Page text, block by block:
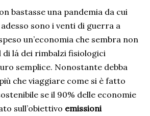
bastasse una pandemia da cui
sono i venti di guerra a
un’economia che sembra non
di lá dei rimbalzi fisiologici
semplice. Nonostante debba
che viaggiare come si è fatto
se il 90% delle economie
sull’obiettivo emissioni